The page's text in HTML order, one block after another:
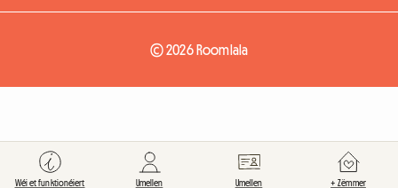
© 2026 Roomlala
Wéi et funktionéiert Umellen Umellen + Zëmmer